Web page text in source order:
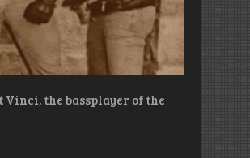
Vinci, the bassplayer of the